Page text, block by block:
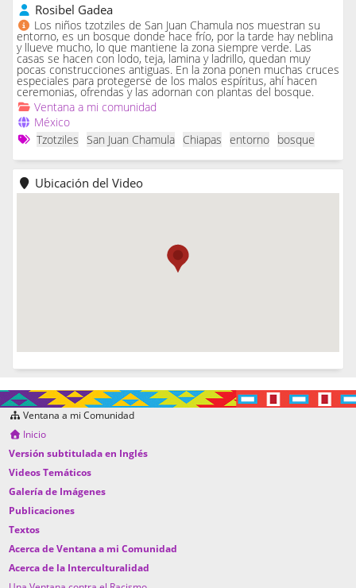
Rosibel Gadea
Los niños tzotziles de San Juan Chamula nos muestran su
entorno, es un bosque donde hace frío, por la tarde hay neblina
y llueve mucho, lo que mantiene la zona siempre verde. Las
casas se hacen con lodo, teja, lamina y ladrillo, quedan muy
pocas construcciones antiguas. En la zona ponen muchas cruces
especiales para protegerse de los malos espíritus, ahí hacen
ceremonias, ofrendas y las adornan con plantas del bosque.
Ventana a mi comunidad
México
Tzotziles
San Juan Chamula Chiapas entorno bosque
Ubicación del Video
Ventana a mi Comunidad
Inicio
Versión subtitulada en Inglés
Videos Temáticos
Galería de Imágenes
Publicaciones
Textos
Acerca de Ventana a mi Comunidad
Acerca de la Interculturalidad